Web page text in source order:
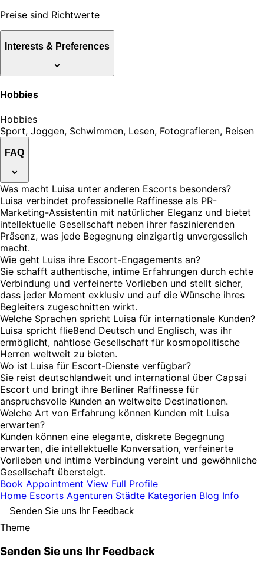
Preise sind Richtwerte
Interests & Preferences
Hobbies
Hobbies
Sport, Joggen, Schwimmen, Lesen, Fotografieren, Reisen
FAQ
Was macht Luisa unter anderen Escorts besonders?
Luisa verbindet professionelle Raffinesse als PR-
Marketing-Assistentin mit natürlicher Eleganz und bietet
intellektuelle Gesellschaft neben ihrer faszinierenden
Präsenz, was jede Begegnung einzigartig unvergesslich
macht.
Wie geht Luisa ihre Escort-Engagements an?
Sie schafft authentische, intime Erfahrungen durch echte
Verbindung und verfeinerte Vorlieben und stellt sicher,
dass jeder Moment exklusiv und auf die Wünsche ihres
Begleiters zugeschnitten wirkt.
Welche Sprachen spricht Luisa für internationale Kunden?
Luisa spricht fließend Deutsch und Englisch, was ihr
ermöglicht, nahtlose Gesellschaft für kosmopolitische
Herren weltweit zu bieten.
Wo ist Luisa für Escort-Dienste verfügbar?
Sie reist deutschlandweit und international über Capsai
Escort und bringt ihre Berliner Raffinesse für
anspruchsvolle Kunden an weltweite Destinationen.
Welche Art von Erfahrung können Kunden mit Luisa
erwarten?
Kunden können eine elegante, diskrete Begegnung
erwarten, die intellektuelle Konversation, verfeinerte
Vorlieben und intime Verbindung vereint und gewöhnliche
Gesellschaft übersteigt.
Book Appointment View Full Profile
Home Escorts Agenturen Städte Kategorien Blog Info
Senden Sie uns Ihr Feedback
Theme
Senden Sie uns Ihr Feedback